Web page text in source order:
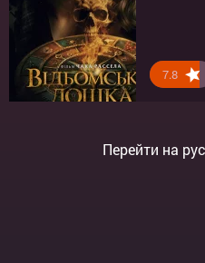
7.8
5.8
7.4
7.9
Перейти на